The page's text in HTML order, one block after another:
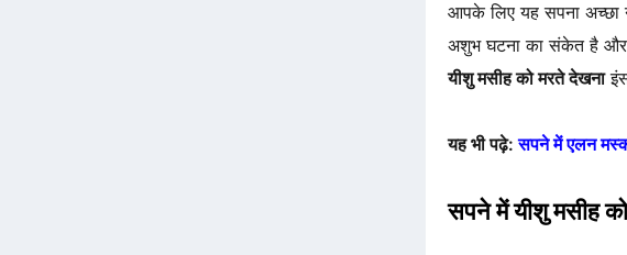
आपके लिए यह सपना
अशुभ घटना का संकेत है और
यीशु मसीह को मरते देखना
यह भी पढ़े: सपने में एलन मस्क
सपने में यीशु मसीह